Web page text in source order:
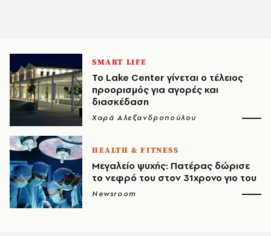
SMART LIFE
Το Lake Center γίνεται ο τέλειος
προορισμός για αγορές και
διασκέδαση
Χαρά Αλεξανδροπούλου
HEALTH & FITNESS
Μεγαλείο ψυχής: Πατέρας δώρισε
το νεφρό του στον 31χρονο γιο του
Newsroom